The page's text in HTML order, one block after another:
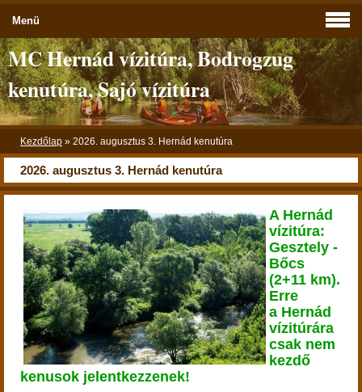
MC Hernád vízitúra, Bodrogzug
kenutúra, Sajó vízitúra
Kezdőlap » 2026. augusztus 3. Hernád kenutúra
2026. augusztus 3. Hernád kenutúra
A Hernád
vízitúra:
Gesztely -
Bőcs
(2+11 km).
Erre
a Hernád
vízitúrára
csak nem
kezdő
kenusok jelentkezzenek!
Menü